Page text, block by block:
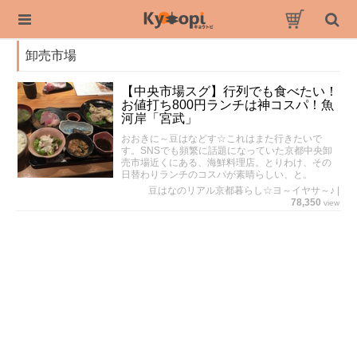
卸売市場
【中央市場スグ】行列でも食べたい！
お値打ち800円ランチは神コスパ！魚
河岸「宮武」
おおきに～豆はなどす☆これはまた行きたいで
す。SNSでも頻繁に話題になっていた京都中央卸
売市場近くにある、海鮮料理店。とりわけ、その
日替わりランチのコスパが素晴らしい、と。
豆はなのリアル京都暮らし☆ヨ～イヤサ～♪
78,350 view